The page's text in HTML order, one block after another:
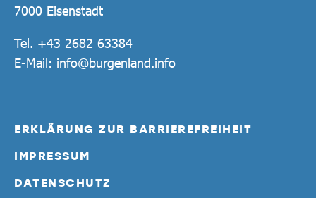
7000 Eisenstadt
Tel. +43 2682 63384
E-Mail: info@burgenland.info
ERKLÄRUNG ZUR BARRIEREFREIHEIT
IMPRESSUM
DATENSCHUTZ